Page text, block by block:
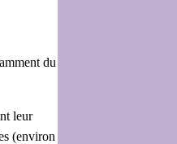
du
leur
(environ